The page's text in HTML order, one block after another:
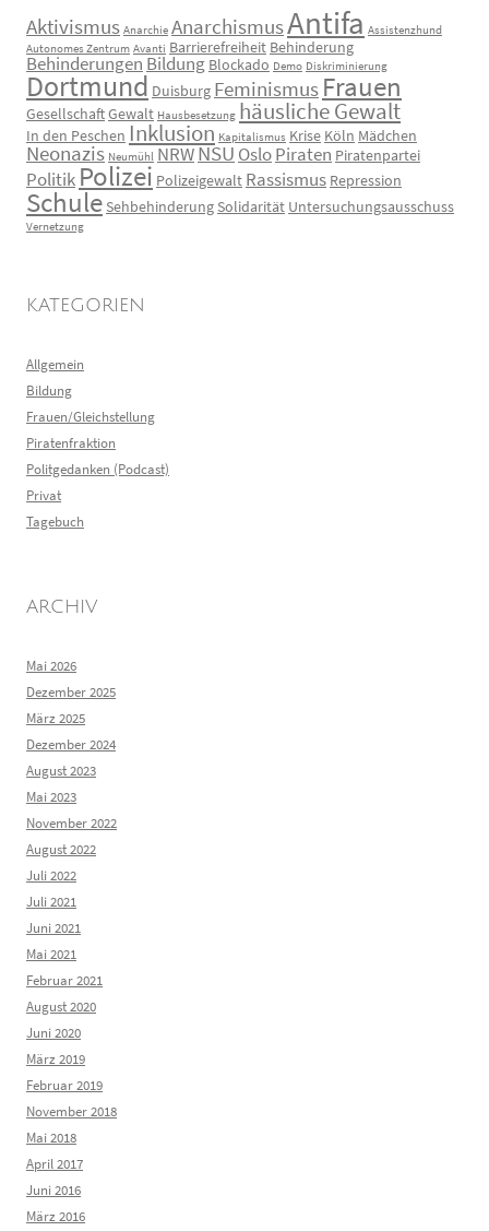
Aktivismus Anarchie AnarchismusAntifa Assistenzhund
Autonomes Zentrum Avanti Barrierefreiheit Behinderung
Behinderungen Bildung Blockado Demo Diskriminierung
Dortmund Duisburg Feminismus Frauen
GesellschaftGewalt Hausbesetzung häusliche Gewalt
In den Peschen Inklusion Kapitalismus Krise Köln Mädchen
Neonazis Neumühl NRWNSU OsloPiraten Piratenpartei
Politik Polizei Polizeigewalt Rassismus Repression
Schule Sehbehinderung Solidarität Untersuchungsausschuss
Vernetzung
KATEGORIEN
Allgemein
Bildung
Frauen/Gleichstellung
Piratenfraktion
Politgedanken (Podcast)
Privat
Tagebuch
ARCHIV
Mai 2026
Dezember 2025
März 2025
Dezember 2024
August 2023
Mai 2023
November 2022
August 2022
Juli 2022
Juli 2021
Juni 2021
Mai 2021
Februar 2021
August 2020
Juni 2020
März 2019
Februar 2019
November 2018
Mai 2018
April 2017
Juni 2016
März 2016